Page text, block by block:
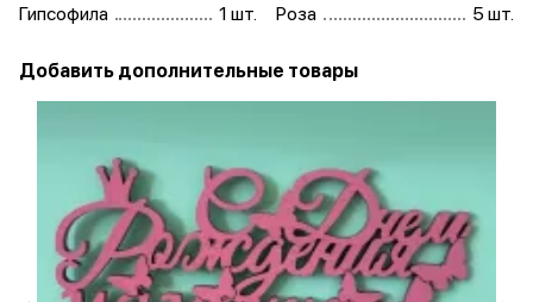
Гипсофила 1 шт. Роза 5 шт.
Добавить дополнительные товары